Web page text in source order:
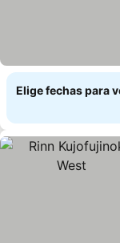
Elige fechas para